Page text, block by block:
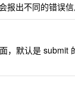
出不同的错误信
，默认是 submit